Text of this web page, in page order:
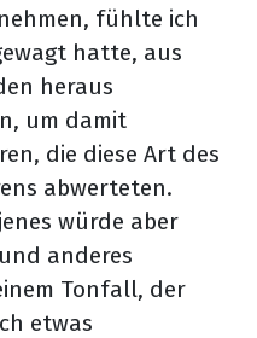
fühlte ich
hatte, aus
heraus
um damit
die diese Art des
abwerteten.
würde aber
anderes
Tonfall, der
etwas